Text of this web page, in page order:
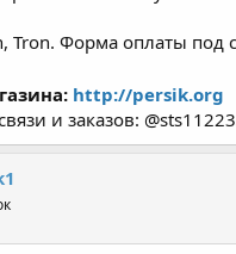
Tron. Форма оплаты под
http://persik.org
и заказов: